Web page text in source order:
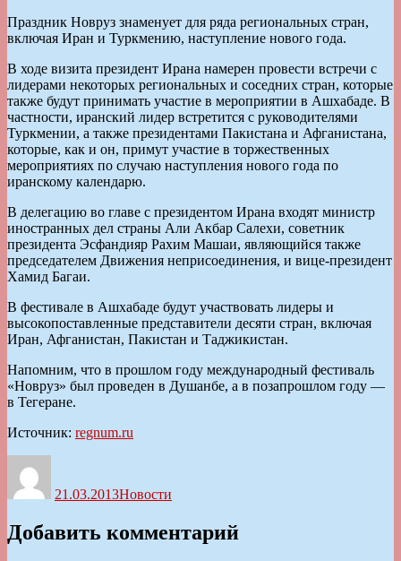
Праздник Новруз знаменует для ряда региональных стран,
включая Иран и Туркмению, наступление нового года.
В ходе визита президент Ирана намерен провести встречи с
лидерами некоторых региональных и соседних стран, которые
также будут принимать участие в мероприятии в Ашхабаде. В
частности, иранский лидер встретится с руководителями
Туркмении, а также президентами Пакистана и Афганистана,
которые, как и он, примут участие в торжественных
мероприятиях по случаю наступления нового года по
иранскому календарю.
В делегацию во главе с президентом Ирана входят министр
иностранных дел страны Али Акбар Салехи, советник
президента Эсфандияр Рахим Машаи, являющийся также
председателем Движения неприсоединения, и вице-президент
Хамид Багаи.
В фестивале в Ашхабаде будут участвовать лидеры и
высокопоставленные представители десяти стран, включая
Иран, Афганистан, Пакистан и Таджикистан.
Напомним, что в прошлом году международный фестиваль
«Новруз» был проведен в Душанбе, а в позапрошлом году —
в Тегеране.
Источник: regnum.ru
21.03.2013Новости
Добавить комментарий